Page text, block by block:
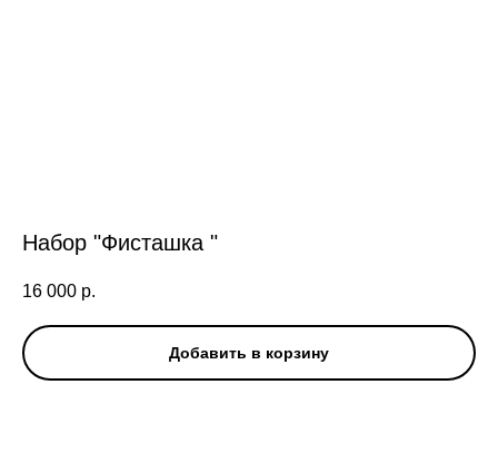
Набор "Фисташка "
16 000 р.
Добавить в корзину